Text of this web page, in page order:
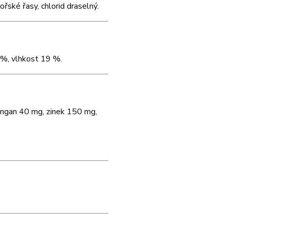
řasy, chlorid draselný.
vlhkost 19 %.
40 mg, zinek 150 mg,